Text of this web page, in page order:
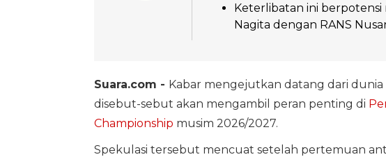
Keterlibatan ini
Nagita dengan RANS
Suara.com - Kabar mengejutkan datang dari dunia
disebut-sebut akan mengambil peran penting di
Championship musim 2026/2027.
Spekulasi tersebut mencuat setelah pertemuan